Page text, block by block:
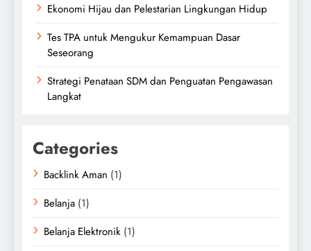
Ekonomi Hijau dan Pelestarian Lingkungan Hidup
Tes TPA untuk Mengukur Kemampuan Dasar
Seseorang
Strategi Penataan SDM dan Penguatan Pengawasan
Langkat
Categories
Backlink Aman (1)
Belanja (1)
Belanja Elektronik (1)